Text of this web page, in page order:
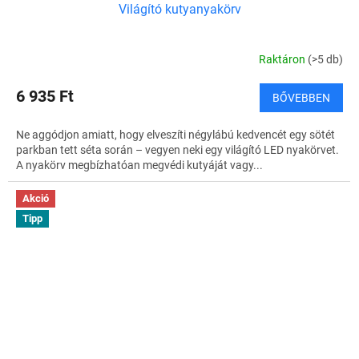
Világító kutyanyakörv
Raktáron (>5 db)
6 935 Ft BŐVEBBEN
Ne aggódjon amiatt, hogy elveszíti négylábú kedvencét egy sötét
parkban tett séta során – vegyen neki egy világító LED nyakörvet.
A nyakörv megbízhatóan megvédi kutyáját vagy...
Akció
Tipp